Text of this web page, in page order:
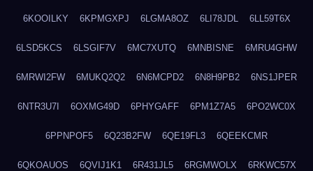
6KOOILKY 6KPMGXPJ 6LGMA8OZ 6LI78JDL 6LL59T6X
6LSD5KCS 6LSGIF7V 6MC7XUTQ 6MNBISNE 6MRU4GHW
6MRWI2FW 6MUKQ2Q2 6N6MCPD2 6N8H9PB2 6NS1JPER
6NTR3U7I 6OXMG49D 6PHYGAFF 6PM1Z7A5 6PO2WC0X
6PPNPOF5 6Q23B2FW 6QE19FL3 6QEEKCMR
6QKOAUOS 6QVIJ1K1 6R431JL5 6RGMWOLX 6RKWC57X